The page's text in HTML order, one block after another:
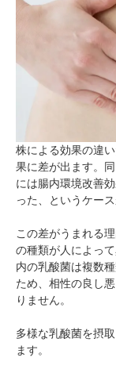
株による効果の違
果に差が出ます。
には腸内環境改善
った、というケー
この差がうまれる
の種類が人によっ
内の乳酸菌は複数
ため、相性の良し
りません。
多様な乳酸菌を摂
ます。